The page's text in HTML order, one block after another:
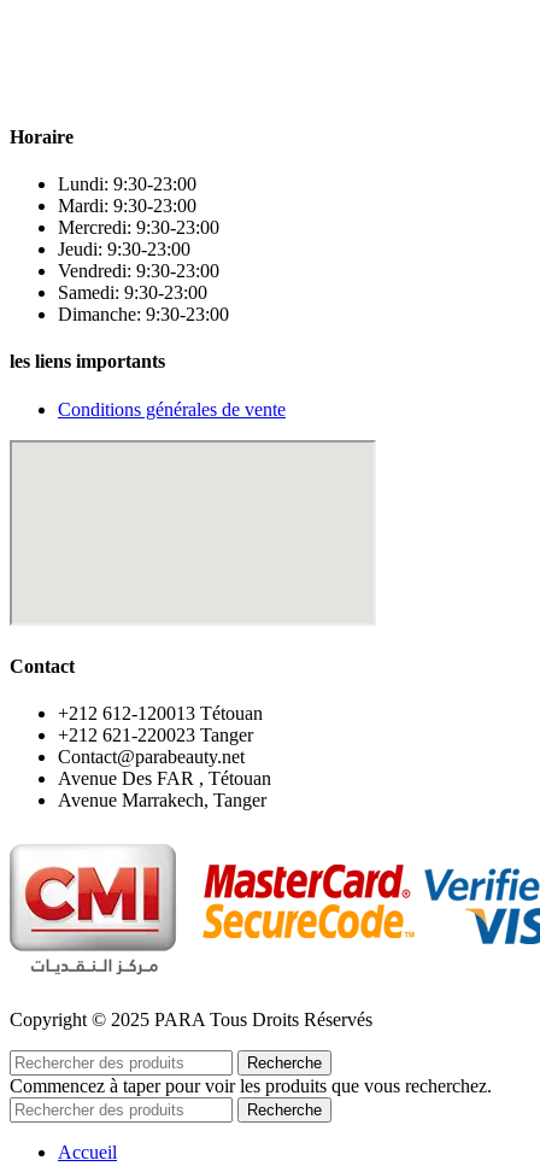
Horaire
Lundi: 9:30-23:00
Mardi: 9:30-23:00
Mercredi: 9:30-23:00
Jeudi: 9:30-23:00
Vendredi: 9:30-23:00
Samedi: 9:30-23:00
Dimanche: 9:30-23:00
les liens importants
Conditions générales de vente
Contact
‪+212 612-120013 Tétouan
‪+212 621-220023 Tanger
Contact@parabeauty.net
Avenue Des FAR , Tétouan
Avenue Marrakech, Tanger
Copyright © 2025 PARA Tous Droits Réservés
Recherche
Commencez à taper pour voir les produits que vous recherchez.
Recherche
Accueil